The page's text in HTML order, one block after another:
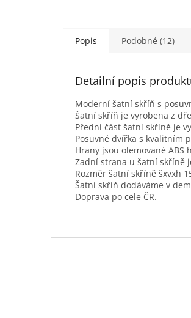
Popis Podobné (12)
Detailní popis
Moderní šatní skříň s
Šatní skříň je vyrobena z
Přední část šatní skříně je
Posuvné dvířka s kvalitním
Hrany jsou olemované ABS
Zadní strana u šatní skříně
Rozměr šatní skříně šxvxh
Šatní skříň dodáváme v
Doprava po cele ČR.